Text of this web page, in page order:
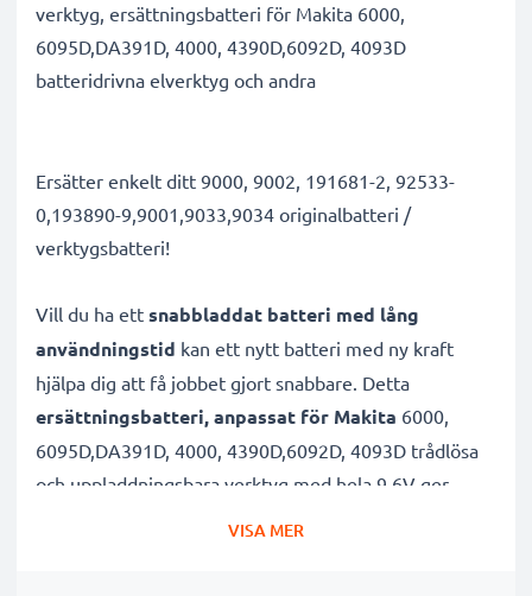
verktyg, ersättningsbatteri för Makita 6000,
6095D,DA391D, 4000, 4390D,6092D, 4093D
batteridrivna elverktyg och andra
Ersätter enkelt ditt 9000, 9002, 191681-2, 92533-
0,193890-9,9001,9033,9034 originalbatteri /
verktygsbatteri!
Vill du ha ett snabbladdat batteri med lång
användningstid kan ett nytt batteri med ny kraft
hjälpa dig att få jobbet gjort snabbare. Detta
ersättningsbatteri, anpassat för Makita 6000,
6095D,DA391D, 4000, 4390D,6092D, 4093D trådlösa
och uppladdningsbara verktyg med hela 9.6V ger
VISA MER